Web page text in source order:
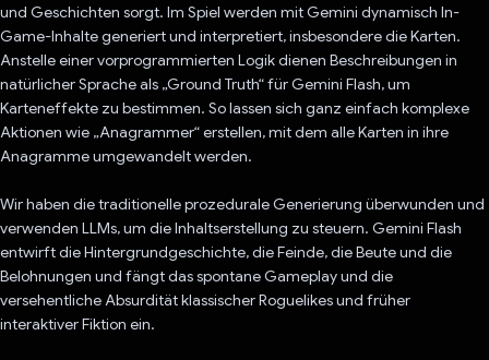
und Geschichten sorgt. Im Spiel werden mit Gemini dynamisch In-
Game-Inhalte generiert und interpretiert, insbesondere die Karten.
Anstelle einer vorprogrammierten Logik dienen Beschreibungen in
natürlicher Sprache als „Ground Truth“ für Gemini Flash, um
Karteneffekte zu bestimmen. So lassen sich ganz einfach komplexe
Aktionen wie „Anagrammer“ erstellen, mit dem alle Karten in ihre
Anagramme umgewandelt werden.
Wir haben die traditionelle prozedurale Generierung überwunden und
verwenden LLMs, um die Inhaltserstellung zu steuern. Gemini Flash
entwirft die Hintergrundgeschichte, die Feinde, die Beute und die
Belohnungen und fängt das spontane Gameplay und die
versehentliche Absurdität klassischer Roguelikes und früher
interaktiver Fiktion ein.